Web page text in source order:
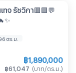
ทจ รัชวิภา🟥🟩💬
ตร.ม.
฿1,890,000
฿61,047 (บาท/ตร.ม. )